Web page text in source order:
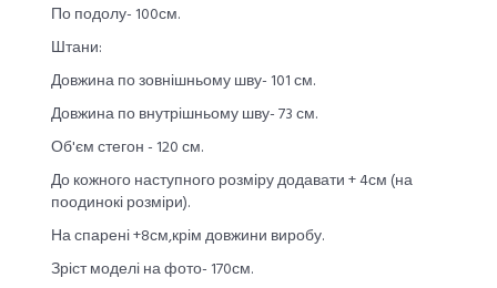
По подолу- 100см.
Штани:
Довжина по зовнішньому шву- 101 см.
Довжина по внутрішньому шву- 73 см.
Об'єм стегон - 120 см.
До кожного наступного розміру додавати + 4см (на
поодинокі розміри).
На спарені +8см,крім довжини виробу.
Зріст моделі на фото- 170см.